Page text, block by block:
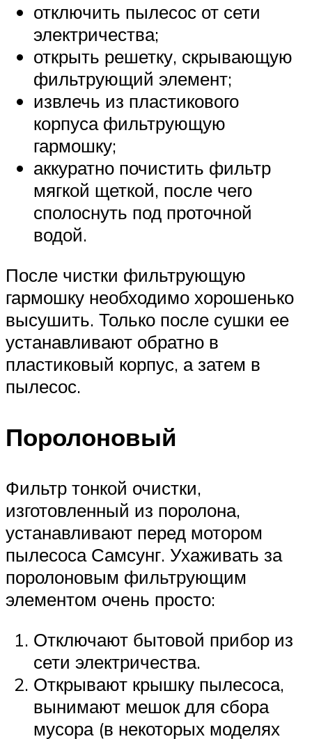
отключить пылесос от сети
электричества;
открыть решетку, скрывающую
фильтрующий элемент;
извлечь из пластикового
корпуса фильтрующую
гармошку;
аккуратно почистить фильтр
мягкой щеткой, после чего
сполоснуть под проточной
водой.
После чистки фильтрующую
гармошку необходимо хорошенько
высушить. Только после сушки ее
устанавливают обратно в
пластиковый корпус, а затем в
пылесос.
Поролоновый
Фильтр тонкой очистки,
изготовленный из поролона,
устанавливают перед мотором
пылесоса Самсунг. Ухаживать за
поролоновым фильтрующим
элементом очень просто:
Отключают бытовой прибор из
сети электричества.
Открывают крышку пылесоса,
вынимают мешок для сбора
мусора (в некоторых моделях